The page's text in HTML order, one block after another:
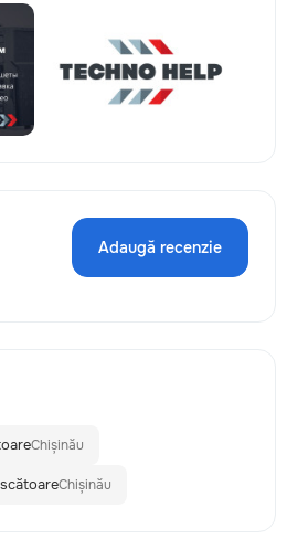
Adaugă recenzie
Chișinău
Chișinău